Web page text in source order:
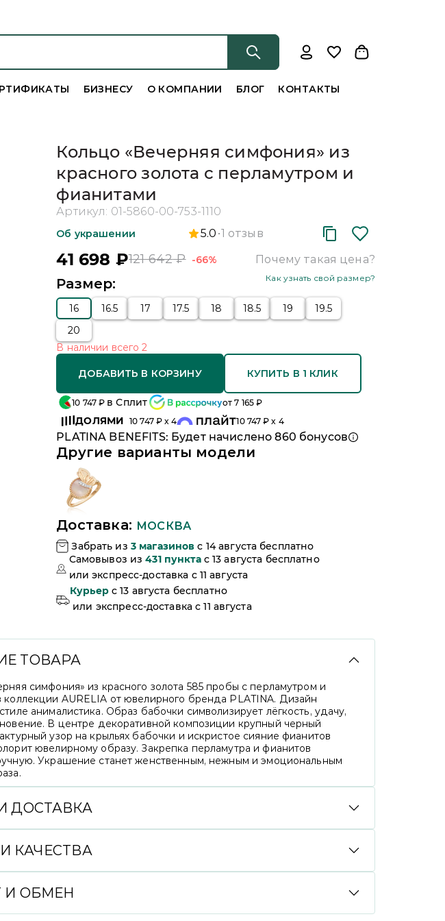
БИЗНЕСУ О КОМПАНИИ БЛОГ КОНТАКТЫ
Кольцо «Вечерняя симфония» из
красного золота с перламутром и
фианитами
Артикул: 01-5860-00-753-1110
Об украшении 5.0 1 отзыв
41 698 ₽121 642₽ -66% Почему такая цена?
Размер: Как узнать свой размер?
16 16.5 17 17.5 18 18.5 19
19.5
20
В наличии всего2
ДОБАВИТЬ В КОРЗИНУ КУПИТЬ В 1 КЛИК
10 747₽ в Сплит от7 165 ₽
ДОЛЯМИ 10 747₽ x 4 10 747 ₽ x 4
PLATINA BENEFITS: Будет начислено860 бонусов
Другие варианты модели
Доставка: МОСКВА
Забрать из 3 магазинов c 14 августа бесплатно
Самовывоз из431пункта c 13 августа бесплатно
илиэкспресс-доставка c 11 августа
Курьер c 13 августа бесплатно
или экспресс-доставка c 11 августа
ТОВАРА
симфония» из красного золота 585 пробы с перламутром и
коллекции AURELIA от ювелирного бренда PLATINA. Дизайн
анималистика. Образ бабочки символизирует лёгкость, удачу,
В центре декоративной композиции крупный черный
узор на крыльях бабочки и искристое сияние фианитов
ювелирному образу. Закрепка перламутра и фианитов
Украшение станет женственным, нежным и эмоциональным
ДОСТАВКА
кредит или рассрочку со Сбером, с помощью сервиса Яндекс Сплит,
(наличными или картой). Мы доставляем заказы службами
пункта выдачи или курьером до двери, срок доставки зависит
об этом можно найти в корзине при выборе адреса
КАЧЕСТВА
являются именник завода изготовителя, нанесенный
фирменная бирка со всей обязательной информацией, клеймо
(для изделий, подлежащих обязательному клеймению)
И ОБМЕН